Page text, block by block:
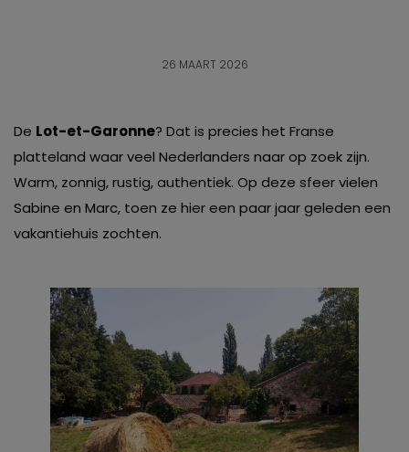
26 MAART 2026
De Lot-et-Garonne? Dat is precies het Franse
platteland waar veel Nederlanders naar op zoek zijn.
Warm, zonnig, rustig, authentiek. Op deze sfeer vielen
Sabine en Marc, toen ze hier een paar jaar geleden een
vakantiehuis zochten.